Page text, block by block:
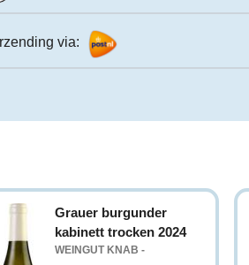
via:
Grauer burgunder
kabinett trocken 2024
WEINGUT KNAB -